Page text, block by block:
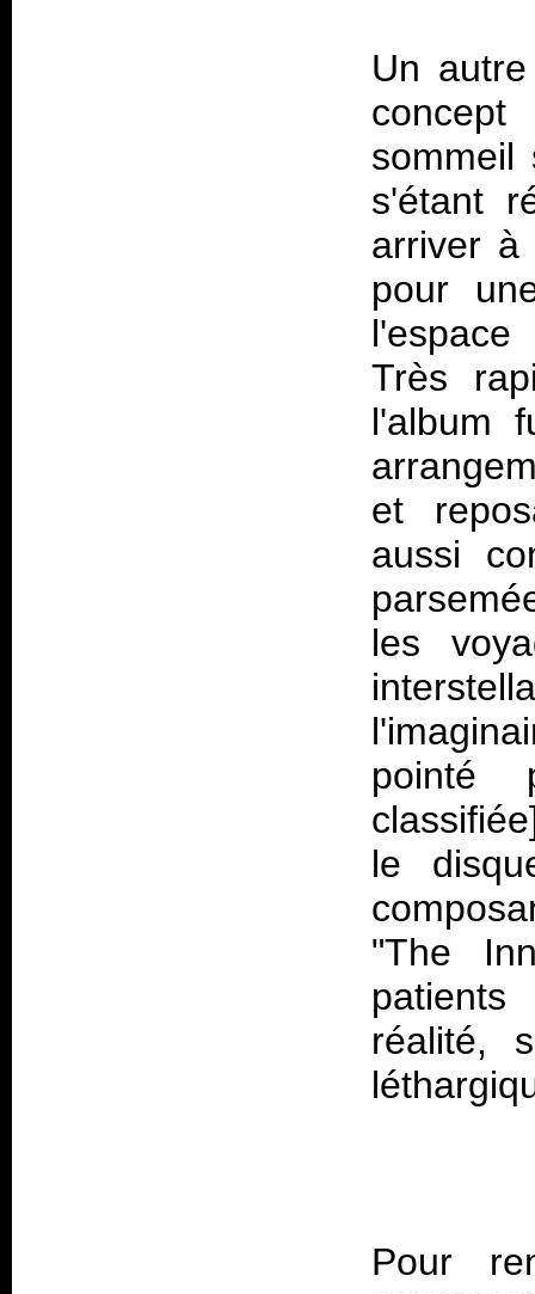
Un
sommeil
s'étant
arriver à
pour
Très
l'album
et
aussi
les
pointé
le
"The
réalité,
Pour